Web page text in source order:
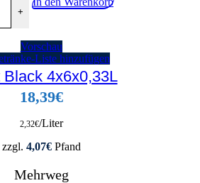
+
Vorschau
Liste hinzufügen
Black 4x6x0,33L
18,39€
2,32€/Liter
zzgl. 4,07€Pfand
Mehrweg